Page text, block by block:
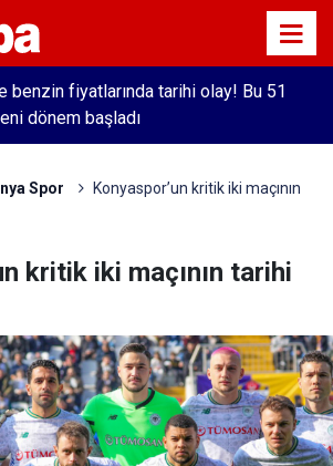
benzin fiyatlarında tarihi olay! Bu 51
dönem başladı
Spor
Konyaspor’un kritik iki maçının
kritik iki maçının tarihi